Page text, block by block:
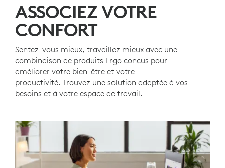
ASSOCIEZ VOTRE
CONFORT
Sentez-vous mieux, travaillez mieux avec une
combinaison de produits Ergo conçus pour
améliorer votre bien-être et votre
productivité. Trouvez une solution adaptée à vos
besoins et à votre espace de travail.